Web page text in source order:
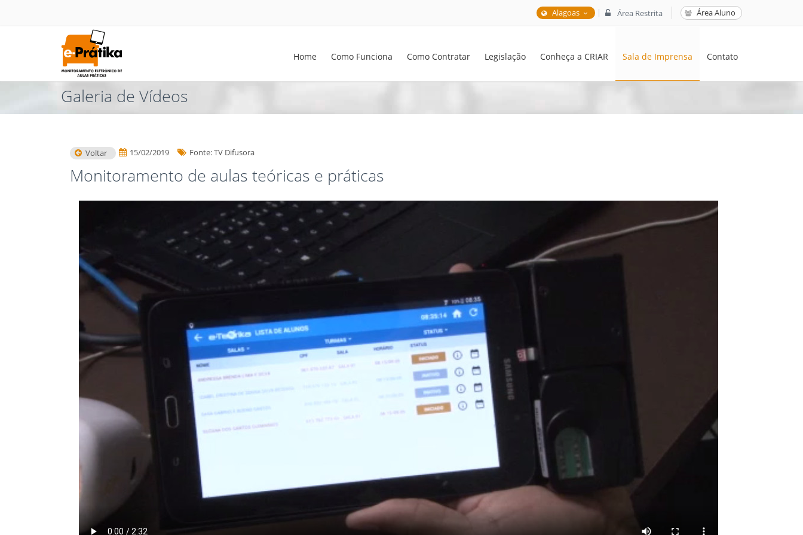
Alagoas | Área Restrita Área Aluno
Home Como Funciona Como Contratar Legislação Conheça a CRIAR Sala de Imprensa Contato
Galeria de Vídeos
Voltar 15/02/2019 Fonte: TV Difusora
Monitoramento de aulas teóricas e práticas